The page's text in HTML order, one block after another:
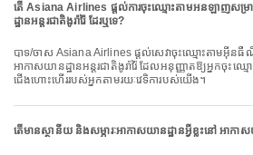
តើ Asiana Airlines ផ្តល់ការចុះឈ្មោះតាមអនឡាញសម្
ដ្ឋានអន្តរជាតិងូរ៉ារ៉ៃ ដែរឬទេ?
បាទ/ចាស Asiana Airlines ផ្តល់សេវាចុះឈ្មោះតាមអ៊ីនធឺណិតសម្រាប់ជើងហោះហើរពី
អាកាសយានដ្ឋានអន្តរជាតិងូរ៉ារ៉ៃ ដែលអនុញ្ញាតឱ្យអ្នកចុះ
ជើងហោះហើររបស់អ្នកតាមរយៈវេទិការបស់យើង។
តើមានស្ថានីយ និងសម្ភារៈអាកាសយានដ្ឋានអ្វីខ្លះនៅ អាកាសយ